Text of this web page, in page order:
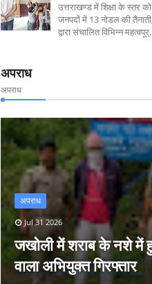
उत्तराखण्ड में शिक्षा के स्तर
जनपदों में 13 नोडल की
द्वारा संचालित विभिन्न
अपराध
अपराध
अपराध
Jul 31 2026
जखोली में शराब के नशे में
वाला अभियुक्त गिरफ्तार